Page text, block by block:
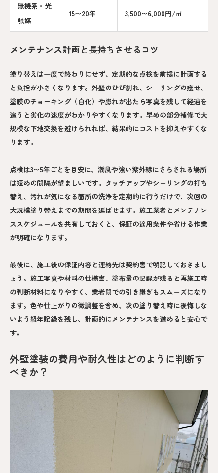
無機系・光
触媒
15〜20年 3,500〜6,000円/㎡
メンテナンス計画と長持ちさせるコツ
塗り替えは一度で終わりにせず、定期的な点検を前提に計画する
と負担が小さくなります。外壁のひび割れ、シーリングの痩せ、
塗膜のチョーキング（白化）や膨れが出たら写真を残して経過を
追うと劣化の速度がわかりやすくなります。早めの部分補修で大
規模な下地交換を避けられれば、結果的にコストを抑えやすくな
ります。
点検は3〜5年ごとを目安に、潮風や強い紫外線にさらされる場所
は短めの間隔が望ましいです。タッチアップやシーリングの打ち
替え、汚れが気になる箇所の洗浄を定期的に行うだけで、次回の
大規模塗り替えまでの期間を延ばせます。施工業者とメンテナン
ススケジュールを共有しておくと、保証の適用条件や省ける作業
が明確になります。
最後に、施工後の保証内容と連絡先は契約書で明記しておきまし
ょう。施工写真や材料の仕様書、塗布量の記録が残ると再施工時
の判断材料になりやすく、業者間での引き継ぎもスムーズになり
ます。色や仕上がりの微調整を含め、次の塗り替え時に後悔しな
いよう経年記録を残し、計画的にメンテナンスを進めると安心で
す。
外壁塗装の費用や耐久性はどのように判断す
べきか？